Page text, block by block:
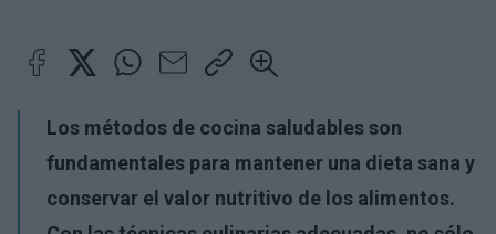
Los métodos de cocina saludables son
fundamentales para mantener una dieta sana y
conservar el valor nutritivo de los alimentos.